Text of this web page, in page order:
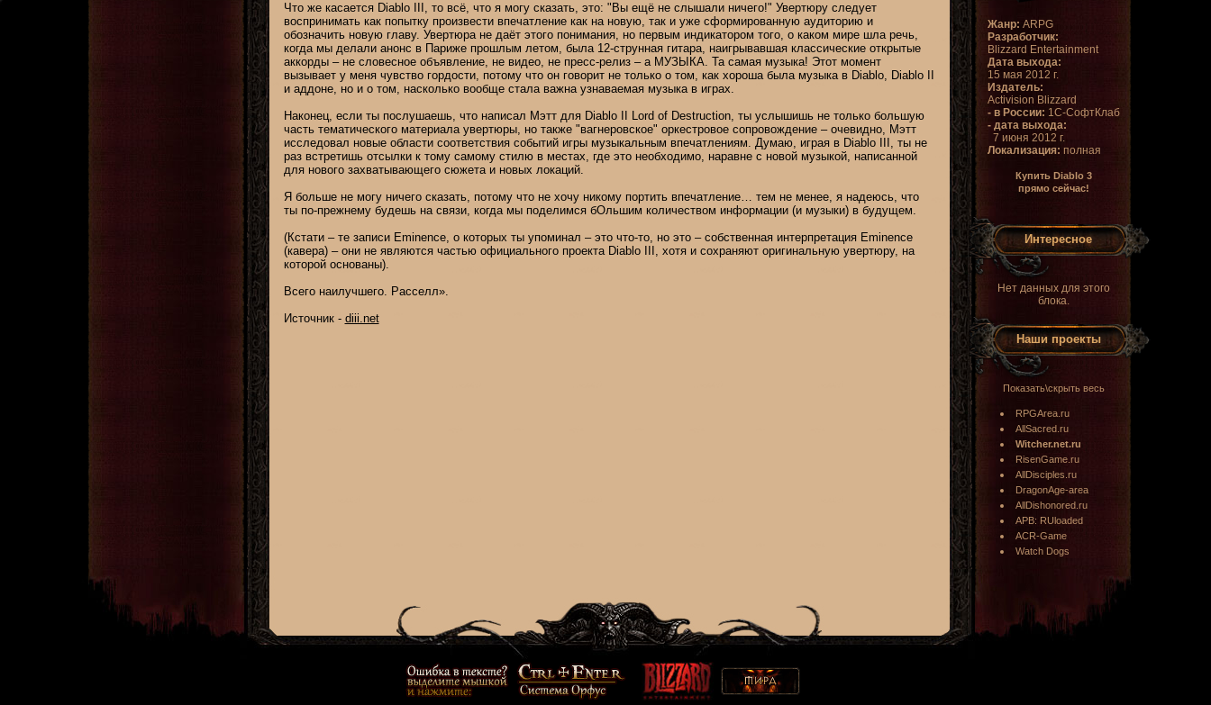
Что же касается Diablo III, то всё, что я могу сказать, это: "Вы ещё не слышали ничего!" Увертюру следует
воспринимать как попытку произвести впечатление как на новую, так и уже сформированную аудиторию и
обозначить новую главу. Увертюра не даёт этого понимания, но первым индикатором того, о каком мире шла речь,
когда мы делали анонс в Париже прошлым летом, была 12-струнная гитара, наигрывавшая классические открытые
аккорды – не словесное объявление, не видео, не пресс-релиз – а МУЗЫКА. Та самая музыка! Этот момент
вызывает у меня чувство гордости, потому что он говорит не только о том, как хороша была музыка в Diablo, Diablo II
и аддоне, но и о том, насколько вообще стала важна узнаваемая музыка в играх.
Наконец, если ты послушаешь, что написал Мэтт для Diablo II Lord of Destruction, ты услышишь не только большую
часть тематического материала увертюры, но также "вагнеровское" оркестровое сопровождение – очевидно, Мэтт
исследовал новые области соответствия событий игры музыкальным впечатлениям. Думаю, играя в Diablo III, ты не
раз встретишь отсылки к тому самому стилю в местах, где это необходимо, наравне с новой музыкой, написанной
для нового захватывающего сюжета и новых локаций.
Я больше не могу ничего сказать, потому что не хочу никому портить впечатление… тем не менее, я надеюсь, что
ты по-прежнему будешь на связи, когда мы поделимся бОльшим количеством информации (и музыки) в будущем.
(Кстати – те записи Eminence, о которых ты упоминал – это что-то, но это – собственная интерпретация Eminence
(кавера) – они не являются частью официального проекта Diablo III, хотя и сохраняют оригинальную увертюру, на
которой основаны).
Всего наилучшего. Расселл».
Источник - diii.net
Жанр: ARPG
Разработчик:
Blizzard Entertainment
Дата выхода:
15 мая 2012 г.
Издатель:
Activision Blizzard
- в России: 1С-СофтКлаб
- дата выхода:
7 июня 2012 г.
Локализация: полная
Купить Diablo 3
прямо сейчас!
Интересное
Нет данных для этого
блока.
Наши проекты
Показать\скрыть весь
RPGArea.ru
AllSacred.ru
Witcher.net.ru
RisenGame.ru
AllDisciples.ru
DragonAge-area
AllDishonored.ru
APB: RUloaded
ACR-Game
Watch Dogs